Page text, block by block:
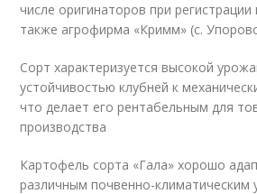
числе оригинаторов при регистрации
также агрофирма «Кримм» (с.
Сорт характеризуется высокой
устойчивостью клубней к
что делает его рентабельным для
производства
Картофель сорта «Гала» хорошо
различным почвенно-климатическим